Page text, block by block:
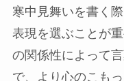
寒中見舞いを書く
表現を選ぶことが
の関係性によって
で、より心のこも